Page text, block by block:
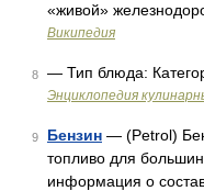
«живой»
Википедия
8 — Тип блюда:
Энциклопедия
9 Бензин — (Petrol)
топливо для
информация о